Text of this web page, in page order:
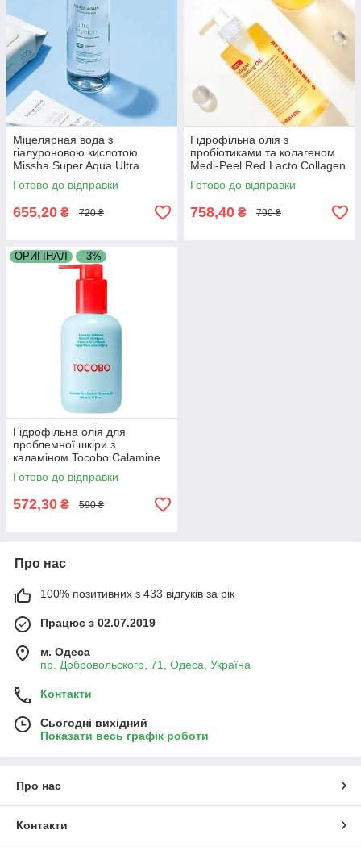
Міцелярная вода з
гіалуроновою кислотою
Missha Super Aqua Ultra
Hyalron Micellar Cleansing
Water 500 мл
Готово до відправки
655,20 ₴ 720 ₴
Гідрофільна олія з
пробіотиками та колагеном
Medi-Peel Red Lacto Collagen
Cleansing Oil 200 мл
Готово до відправки
758,40 ₴ 790 ₴
ОРИГІНАЛ –3%
Гідрофільна олія для
проблемної шкіри з
каламіном Tocobo Calamine
Pore Control Cleansing Oil 200
мл
Готово до відправки
572,30 ₴ 590 ₴
Про нас
100% позитивних з 433 відгуків за рік
Працює з 02.07.2019
м. Одеса
пр. Добровольского, 71, Одеса, Україна
Контакти
Сьогодні вихідний
Показати весь графік роботи
Про нас
Контакти